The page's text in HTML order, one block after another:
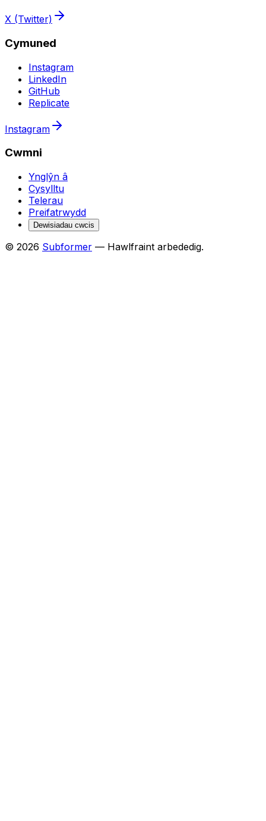
X (Twitter)
Cymuned
Instagram
LinkedIn
GitHub
Replicate
Instagram
Cwmni
Ynglŷn â
Cysylltu
Telerau
Preifatrwydd
Dewisiadau cwcis
© 2026 Subformer — Hawlfraint arbededig.